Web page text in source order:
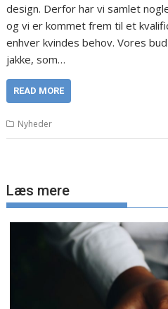
design. Derfor har vi samlet
og vi er kommet frem til et
enhver kvindes behov. Vores
jakke, som…
READ MORE
Nyheder
Læs mere